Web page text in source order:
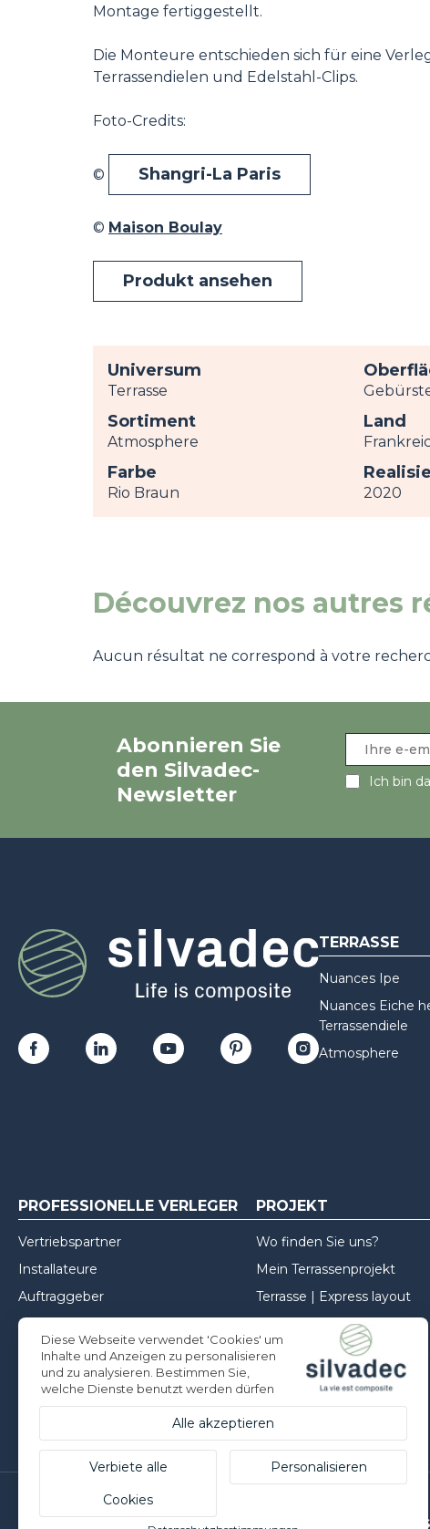
Montage fertiggestellt.
Die Monteure entschieden sich für eine
Terrassendielen und Edelstahl-Clips.
Foto-Credits:
© Shangri-La Paris
© Maison Boulay
Produkt ansehen
Universum
Terrasse
Sortiment
Atmosphere
Farbe
Rio Braun
Land
2020
Découvrez nos autres
Aucun résultat ne correspond à votre
Abonnieren Sie
den Silvadec-
Newsletter
Ich bin
TERRASSE
Nuances Ipe
Nuances Eiche
Terrassendiele
Atmosphere
PROFESSIONELLE VERLEGER
Vertriebspartner
Installateure
Auftraggeber
PROJEKT
Wo finden Sie uns?
Mein Terrassenprojekt
Terrasse | Express layout
Mein Zaunprojekt
Mein Projekt für die
Inspirationen
Tipps zur Installation
Silvadec Deutschland
Diese Webseite verwendet 'Cookies' um
Inhalte und Anzeigen zu personalisieren
und zu analysieren. Bestimmen Sie,
welche Dienste benutzt werden dürfen
Alle akzeptieren
Verbiete alle
Cookies
Personalisieren